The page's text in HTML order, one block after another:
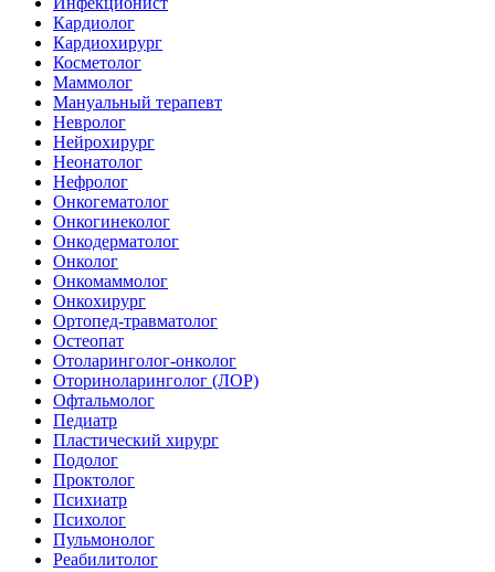
Кардиолог
Кардиохирург
Косметолог
Маммолог
Мануальный терапевт
Невролог
Нейрохирург
Неонатолог
Нефролог
Онкогематолог
Онкогинеколог
Онкодерматолог
Онколог
Онкомаммолог
Онкохирург
Ортопед-травматолог
Остеопат
Отоларинголог-онколог
Оториноларинголог (ЛОР)
Офтальмолог
Педиатр
Пластический хирург
Подолог
Проктолог
Психиатр
Психолог
Пульмонолог
Реабилитолог